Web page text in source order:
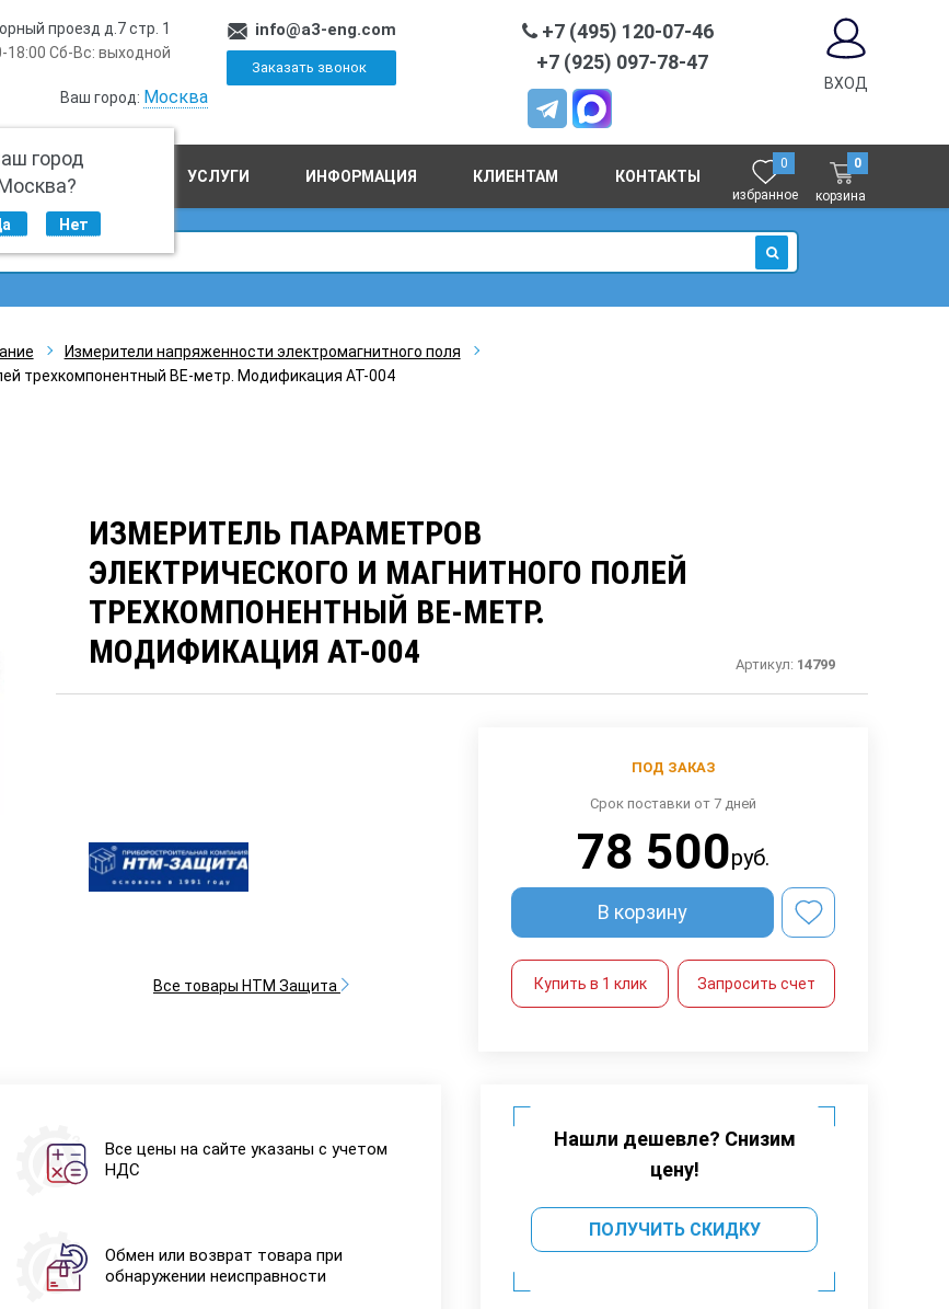
проезд д.7 стр. 1
18:00 Сб-Вс: выходной
Ваш город: Москва
город
Нет
info@a3-eng.com
Заказать звонок
+7 (495) 120-07-46
+7 (925) 097-78-47
ВХОД
ПРОИЗВОДСТВО УСЛУГИ ИНФОРМАЦИЯ КЛИЕНТАМ КОНТАКТЫ
0
избранное
0
корзина
ИСКАТЬ
Измерители напряженности электромагнитного поля
трехкомпонентный ВЕ-метр. Модификация АТ-004
ИЗМЕРИТЕЛЬ ПАРАМЕТРОВ
ЭЛЕКТРИЧЕСКОГО И МАГНИТНОГО ПОЛЕЙ
ТРЕХКОМПОНЕНТНЫЙ ВЕ-МЕТР.
МОДИФИКАЦИЯ АТ-004
Артикул: 14799
Все товары НТМ Защита
ПОД ЗАКАЗ
Срок поставки от 7 дней
78 500руб.
В корзину
Купить в 1 клик Запросить счет
Все цены на сайте указаны с учетом
НДС
Обмен или возврат товара при
обнаружении неисправности
Нашли дешевле? Снизим
цену!
ПОЛУЧИТЬ СКИДКУ